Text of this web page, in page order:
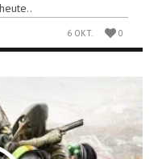
6 OKT. 0